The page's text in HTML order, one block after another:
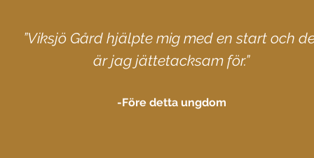
”Viksjö Gård hjälpte mig med en start och
är jag jättetacksam för.”
-Före detta ungdom